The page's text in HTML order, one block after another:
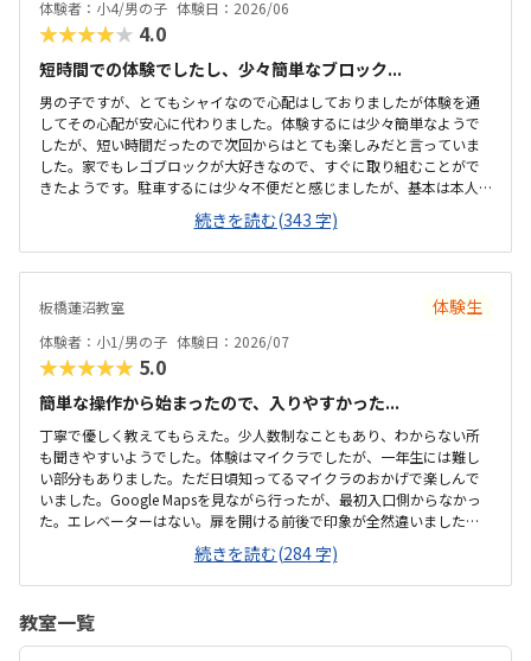
体験者：小4/男の子 体験日：2026/06
★★★★★ 4.0
短時間での体験でしたし、少々簡単なブロック...
男の子ですが、とてもシャイなので心配はしておりましたが体験を通
してその心配が安心に代わりました。体験するには少々簡単なようで
したが、短い時間だったので次回からはとても楽しみだと言っていま
した。家でもレゴブロックが大好きなので、すぐに取り組むことがで
きたようです。駐車するには少々不便だと感じましたが、基本は本人
の送迎だけになるので問題ないと感じましたし、駅ちかでなくても車
なので問題ないです落ち着いた雰囲気でしたが、作業スペースが子供
の人数には狭いのではないかと思いました。せめて1か月3回 もしく
は90分ではなく120分だといいかなと、プログラミング教室は週1回の
ので、これから良い点が増えてくるのではないかと思います。
続きを読む(343 字)
板橋蓮沼教室 体験生
体験者：小1/男の子 体験日：2026/07
★★★★★ 5.0
簡単な操作から始まったので、入りやすかった...
丁寧で優しく教えてもらえた。少人数制なこともあり、わからない所
も聞きやすいようでした。体験はマイクラでしたが、一年生には難し
い部分もありました。ただ日頃知ってるマイクラのおかげで楽しんで
いました。Google Mapsを見ながら行ったが、最初入口側からなかっ
た。エレベーターはない。扉を開ける前後で印象が全然違いました。
とても綺麗で、広々としていました。教室内は土足でしたが、全体的
に綺麗でした。プログラミングあるあるですが、やっぱり月2回にして
は高い。他の習い事もしているので悩みどころです。マイクラで遊ん
続きを読む(284 字)
教室一覧